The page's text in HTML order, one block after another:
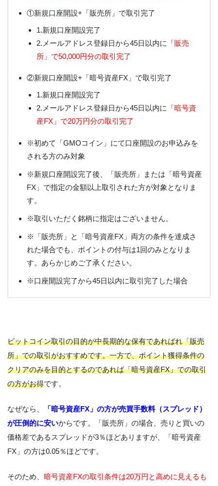
①新規口座開設+「販売所」で取引完了
1.新規口座開設完了
2.メールアドレス登録日から45日以内に
「販売
所」で50,000円分の取引完了
②新規口座開設+「暗号資産FX」で取引完了
1.新規口座開設完了
2.メールアドレス登録日から45日以内に
「暗号資
産FX」で20万円分の取引完了
※初めて「GMOコイン」にて口座開設のお申込みを
される方のみ対象
※新規口座開設完了後、「販売所」または「暗号資産
FX」で指定の金額以上取引された方が対象となりま
す。
※取引いただく銘柄に指定はございません。
※「販売所」と「暗号資産FX」両方の条件を達成さ
れた場合でも、ポイントの付与は1回のみとなりま
す。あらかじめご了承ください。
※口座開設完了から45日以内に取引完了した場合
ビットコイン取引の目的が中長期的な保有であればれ「販売
所」での取引がおすすめです。一方で、ポイント獲得条件の
クリアのみを目的とするのであれば「暗号資産FX」での取引
の方がお得です。
なぜなら、
「暗号資産FX」の方が売買手数料（スプレッド）
が圧倒的に安いからです。「販売所」の場合、売りと買いの
価格差であるスプレッドが3％ほどありますが、「暗号資産
FX」の方は0.05％ほどです。
そのため、 暗号資産FXの取引条件は20万円と高めに見えるも